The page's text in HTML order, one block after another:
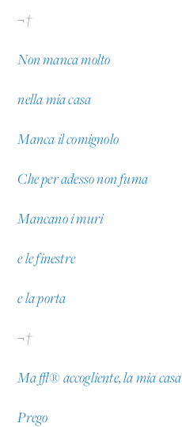
¬†
Non manca molto
nella mia casa
Manca il comignolo
Che per adesso non fuma
Mancano i muri
e le finestre
e la porta
¬†
Ma √® accogliente, la mia casa
Prego